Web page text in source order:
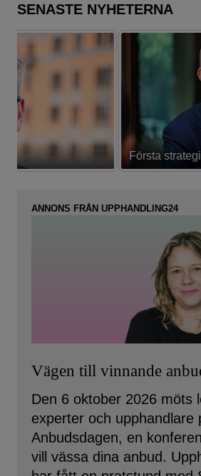
SENASTE NYHETERNA
Första strategin spikad
ANNONS FRÅN UPPHANDLING24
Vägen till vinnande
Den 6 oktober 2026 möts
experter och upphandlare
Anbudsdagen, en
vill vässa dina anbud.